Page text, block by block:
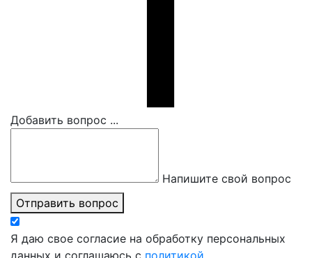
Добавить вопрос ...
Напишите свой вопрос
Отправить вопрос
Я даю свое согласие на обработку персональных